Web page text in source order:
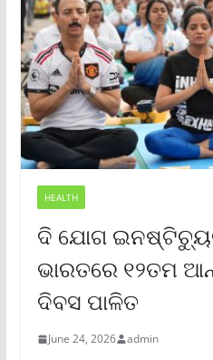
HEALTH
ଦି ଯୋଗ
ଭାରତରେ ୧୨ତମ
ଦିବସ ପାଳିତ
June 24, 2026 admin